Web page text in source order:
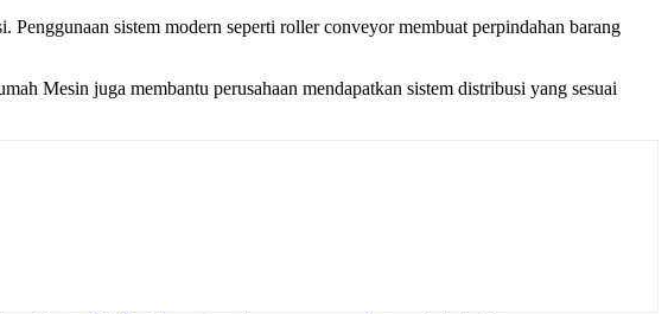
sistem modern seperti roller conveyor membuat perpindahan barang
Mesin juga membantu perusahaan mendapatkan sistem distribusi yang sesuai